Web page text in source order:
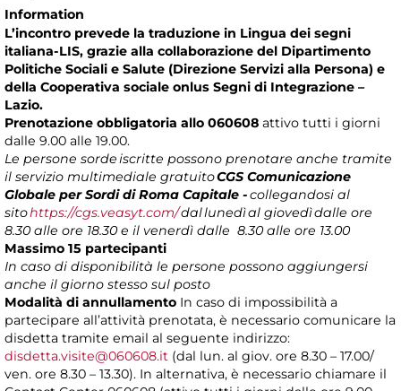
Information
L’incontro prevede la traduzione in Lingua dei segni
italiana-LIS, grazie alla collaborazione del Dipartimento
Politiche Sociali e Salute (Direzione Servizi alla Persona) e
della Cooperativa sociale onlus Segni di Integrazione –
Lazio.
Prenotazione obbligatoria allo 060608 attivo tutti i giorni
dalle 9.00 alle 19.00.
Le persone sorde iscritte possono prenotare anche tramite
il servizio multimediale gratuitoCGS Comunicazione
Globale per Sordi di Roma Capitale -collegandosi al
sitohttps://cgs.veasyt.com/dallunedìal giovedìdalle ore
8.30 alle ore 18.30 e il venerdì dalle 8.30 alle ore 13.00
Massimo 15 partecipanti
In caso di disponibilità le persone possono aggiungersi
anche il giorno stesso sul posto
Modalità di annullamento In caso di impossibilità a
partecipare all’attività prenotata, è necessario comunicare la
disdetta tramite email al seguente indirizzo:
disdetta.visite@060608.it (dal lun. al giov. ore 8.30 – 17.00/
ven. ore 8.30 – 13.30). In alternativa, è necessario chiamare il